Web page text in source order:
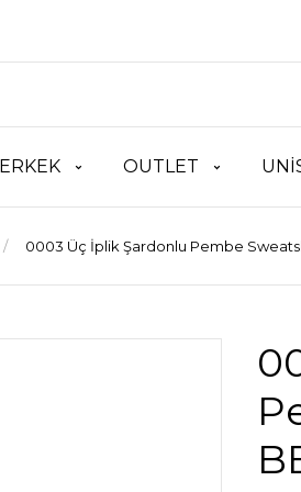
ERKEK OUTLET
0003 Üç İplik Şardonlu Pembe